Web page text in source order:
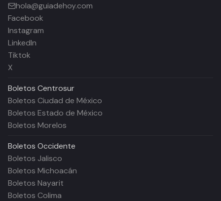
hola@guiadehoy.com
Facebook
Instagram
LinkedIn
Tiktok
X
Boletos Centrosur
Boletos Ciudad de México
Boletos Estado de México
Boletos Morelos
Boletos Occidente
Boletos Jalisco
Boletos Michoacán
Boletos Nayarit
Boletos Colima